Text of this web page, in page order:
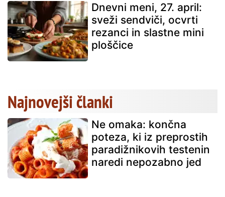
Dnevni meni, 27. april:
sveži sendviči, ocvrti
rezanci in slastne mini
ploščice
Najnovejši članki
Ne omaka: končna
poteza, ki iz preprostih
paradižnikovih testenin
naredi nepozabno jed